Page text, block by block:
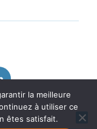
par
la meilleure
à utiliser ce
êtes satisfait.